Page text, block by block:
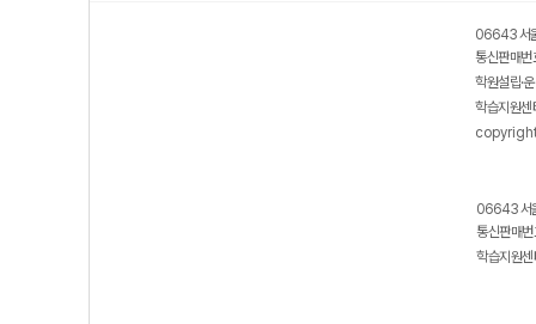
06643 서
통신판매
학원설립·
학습지원
06643 서
통신판매
학습지원